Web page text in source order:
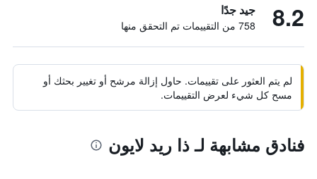
8.2 جيد جدًا
758 من التقييمات تم التحقق منها
لم يتم العثور على تقييمات. حاول إزالة مرشح أو تغيير بحثك أو
مسح كل شيء لعرض التقييمات.
فنادق مشابهة لـ ذا ريد لايون